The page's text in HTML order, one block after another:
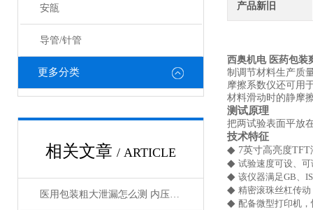
安瓿
导管/针管
更多分类
相关文章 / ARTICLE
医用包装粗大泄漏怎么测 内压气泡法ASTM F2096标准全解析
产品新旧
西奥机电 医药包装
制调节材料生产质
摩擦系数仪还可用
材料滑动时的静摩
测试原理
把两试验表面平放
技术特征
◆ 7英寸高亮度TFT
◆ 试验速度可设、
◆ 该仪器满足GB、
◆ 精密滚珠丝杠传
◆ 配备微型打印机